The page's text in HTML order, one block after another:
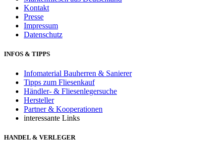
Kontakt
Presse
Impressum
Datenschutz
INFOS & TIPPS
Infomaterial Bauherren & Sanierer
Tipps zum Fliesenkauf
Händler- & Fliesenlegersuche
Hersteller
Partner & Kooperationen
interessante Links
HANDEL & VERLEGER